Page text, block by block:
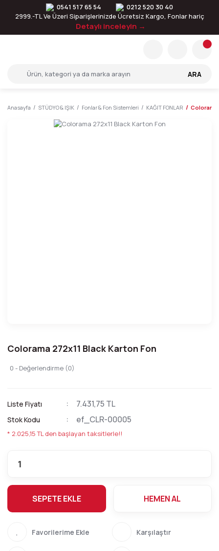
0541 517 65 54
0212 520 30 40
2999.-TL Ve Üzeri Siparişlerinizde Ücretsiz Kargo, Fonlar hariç
Detaylı inceleyin →
ARA
Anasayfa STÜDYO & IŞIK Fonlar & Fon Sistemleri KAĞIT FONLAR Colorama
Colorama 272x11 Black Karton Fon
0 - Değerlendirme (0)
Liste Fiyatı 7.431,75 TL
Stok Kodu ef_CLR-00005
* 2.025,15 TL den başlayan taksitlerle!!
SEPETE EKLE HEMEN AL
Karşılaştır